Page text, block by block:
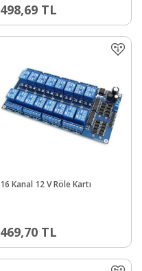
498,69 TL
16 Kanal 12 V Röle Kartı
469,70 TL